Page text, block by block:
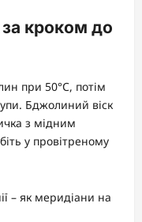
кроком до
при 50°C, потім
Бджолиний віск
з мідним
у провітреному
– як меридіани на